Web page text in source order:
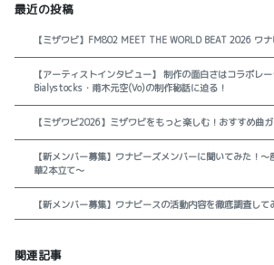
最近の投稿
【ミザワビ】FM802 MEET THE WORLD BEAT 2026 ワ
【アーティストインタビュー】 制作の面白さはコラボレ
Bialystocks・甫木元空(Vo)の制作秘話に迫る！
【ミザワビ2026】ミザワビをもっと楽しむ！おすすめ曲ガ
【新メンバー募集】ワナビーズメンバーに聞いてみた！
華2本立て～
【新メンバー募集】ワナビースの活動内容を徹底調査して
関連記事